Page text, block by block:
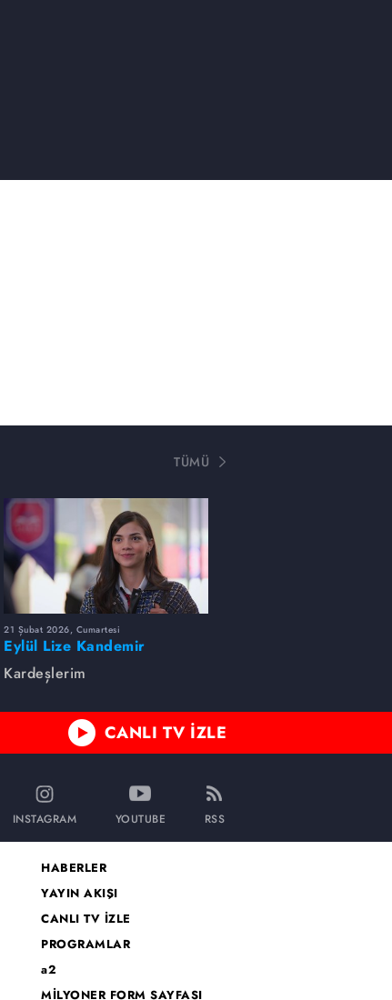
TÜMÜ
21 Şubat 2026, Cumartesi
Eylül Lize Kandemir
Kardeşlerim
CANLI TV İZLE
INSTAGRAM YOUTUBE RSS
HABERLER
YAYIN AKIŞI
CANLI TV İZLE
PROGRAMLAR
a2
MİLYONER FORM SAYFASI